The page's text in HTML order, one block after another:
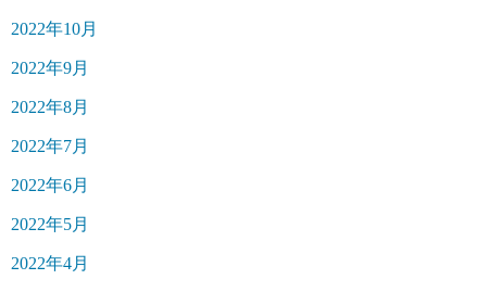
2022年10月
2022年9月
2022年8月
2022年7月
2022年6月
2022年5月
2022年4月